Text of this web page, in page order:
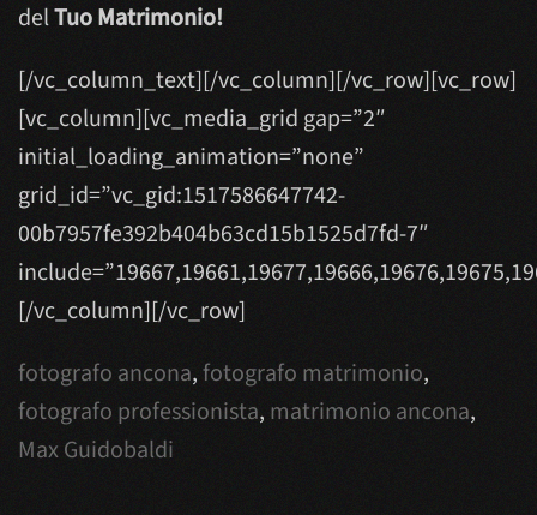
delTuo Matrimonio!
[/vc_column_text][/vc_column][/vc_row][vc_row]
[vc_column][vc_media_grid gap=”2″
initial_loading_animation=”none”
grid_id=”vc_gid:1517586647742-
00b7957fe392b404b63cd15b1525d7fd-7″
[/vc_column][/vc_row]
fotografo ancona,fotografo matrimonio,
fotografo professionista, matrimonio ancona,
Max Guidobaldi